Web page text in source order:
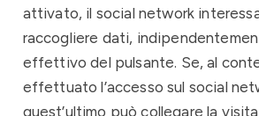
attivato, il social network
raccogliere dati,
effettivo del pulsante. Se, al
effettuato l’accesso sul social
quest’ultimo può collegare la